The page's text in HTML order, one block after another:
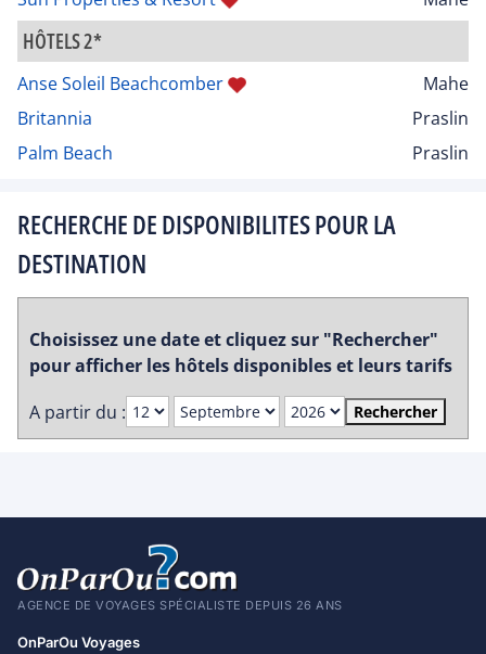
HÔTELS 2*
Anse Soleil Beachcomber
Mahe
Britannia
Praslin
Palm Beach
Praslin
RECHERCHE DE DISPONIBILITES POUR LA
DESTINATION
Choisissez une date et cliquez sur "Rechercher"
pour afficher les hôtels disponibles et leurs tarifs
A partir du :
Rechercher
AGENCE DE VOYAGES SPÉCIALISTE DEPUIS 26 ANS
OnParOu Voyages